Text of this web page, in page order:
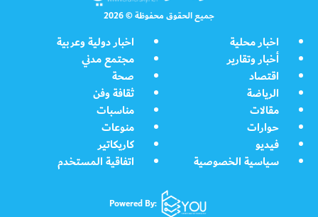
جميع الحقوق محفوظة © 2026
اخبار محلية
اخبار دولية وعربية
أخبار وتقارير
مجتمع مدني
اقتصاد
صحة
الرياضة
ثقافة وفن
مقالات
مناسبات
حوارات
منوعات
فيديو
كاريكاتير
سياسية الخصوصية
اتفاقية المستخدم
Powered By: